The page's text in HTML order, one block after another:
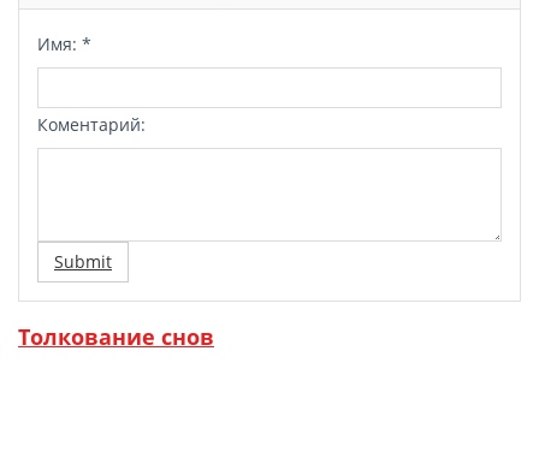
Имя: *
Коментарий:
Submit
Толкование снов